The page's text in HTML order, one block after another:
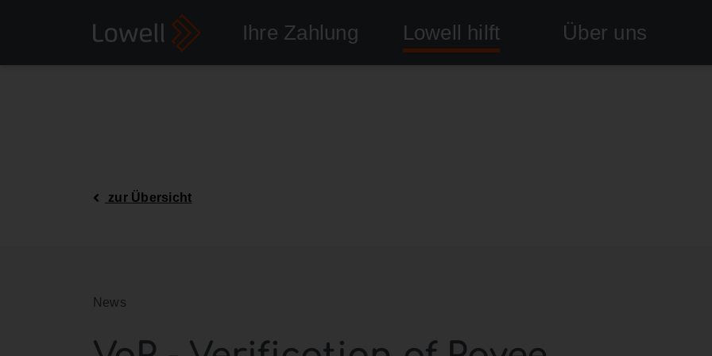
Ihre Zahlung Lowell hilft Über uns
zur Übersicht
News